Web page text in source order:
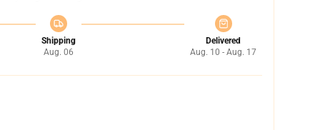
Shipping
Aug. 06
Delivered
Aug. 10 - Aug. 17